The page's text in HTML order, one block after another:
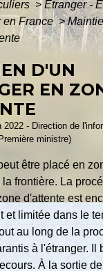
> Étranger -
en France>
D'UN
EN
2022 - Direction de
ministre)
être placé en
frontière. La
d'attente est
et limitée dans le
au long de la
à l'étranger. Il
À la sortie